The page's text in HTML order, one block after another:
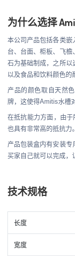
为什么选择
本公司产品包括各类嵌
台、台面、柜板、飞
石为基础制成，之所以
以及食品和饮料颜色的
产品的颜色取自天然
牌，这使得Amitis水槽
在抵抗能力方面，由
也具有非常高的抵抗力。
产品包装盒内有安装专
买家自己就可以完成，
技术规格
长度
宽度